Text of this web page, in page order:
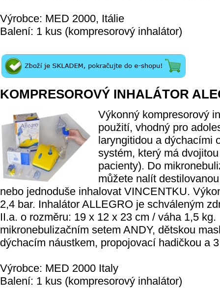
Výrobce: MED 2000, Itálie
Balení: 1 kus (kompresorový inhalátor)
KOMPRESOROVÝ INHALÁTOR
Výkonný kompresorový
použití, vhodný pro
laryngitidou a dýchacími
systém, který má
pacienty). Do
můžete nalít
nebo jednoduše inhalovat VINCENTKU.
2,4 bar. Inhalátor ALLEGRO je schváleným
II.a. o rozměru: 19 x 12 x 23 cm / váha 1,5
mikronebulizačním setem ANDY, dětskou
dýchacím náustkem, propojovací hadičkou a
Výrobce: MED 2000 Italy
Balení: 1 kus (kompresorový inhalátor)